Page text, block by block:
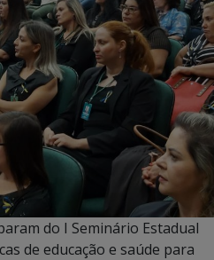
do I Seminário Estadual
de educação e saúde para